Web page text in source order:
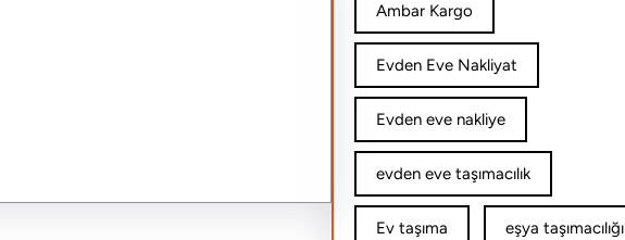
Ambar Kargo
Evden Eve Nakliyat
Evden eve nakliye
evden eve taşımacılık
Ev taşıma eşya taşımacılığı